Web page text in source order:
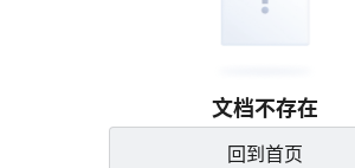
文档不存在
回到首页